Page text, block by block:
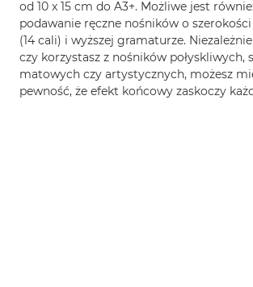
od 10 x 15 cm do A3+. Możliwe jest
podawanie ręczne nośników o
(14 cali) i wyższej gramaturze.
czy korzystasz z nośników połyskliwych,
matowych czy artystycznych, możesz
pewność, że efekt końcowy zaskoczy